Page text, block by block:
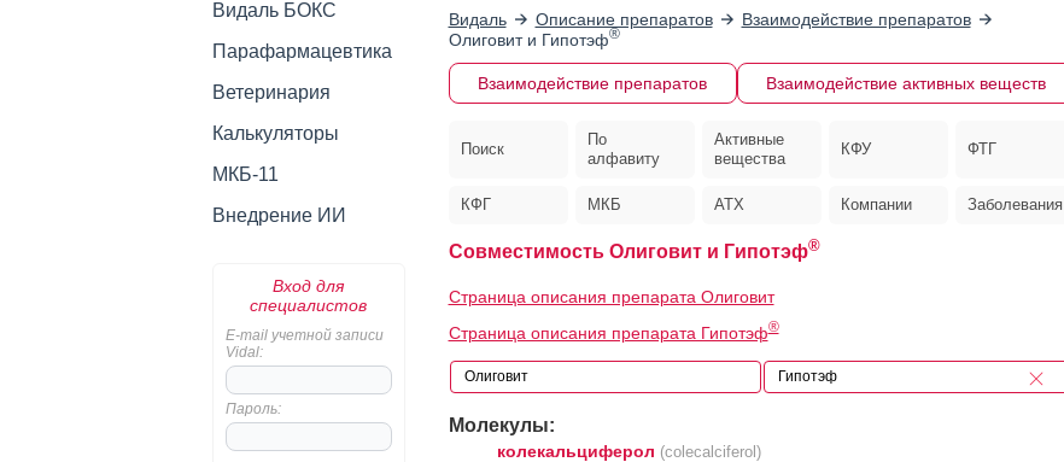
Видаль БОКС
Парафармацевтика
Ветеринария
Калькуляторы
МКБ-11
Внедрение ИИ
Вход для
специалистов
E-mail учетной записи
Vidal:
Пароль:
Видаль Описание препаратов
Взаимодействие препаратов
Олиговит и Гипотэф®
Взаимодействие препаратов Взаимодействие активных веществ
Поиск
По
алфавиту
Активные
вещества
КФУ ФТГ
КФГ МКБ АТХ Компании Заболевания
Совместимость Олиговит и Гипотэф®
Страница описания препарата Олиговит
Страница описания препарата Гипотэф®
Молекулы:
колекальциферол (colecalciferol)